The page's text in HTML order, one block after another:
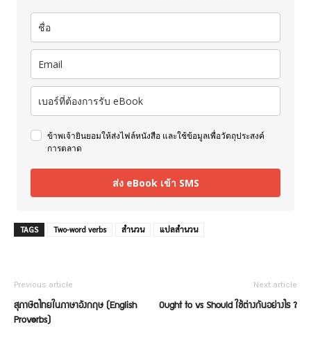
ข้าพเจ้ายินยอมให้ส่งไฟล์หนังสือ และใช้ข้อมูลเพื่อวัตถุประสงค์
การตลาด
ส่ง eBook เข้า SMS
TAGS Two-word verbs สำนวน แปลสำนวน
Previous article
สุภาษิตไทยในภาษาอังกฤษ (English
Proverbs)
Next article
Ought to vs Should ใช้ต่างกันอย่างไร ?